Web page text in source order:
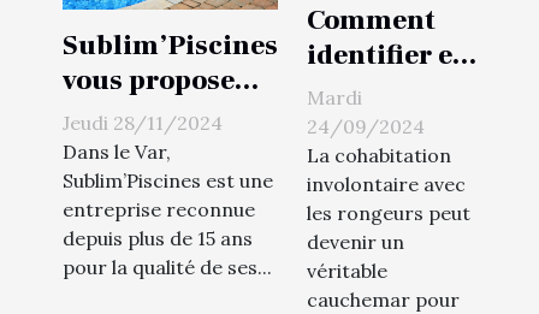
Sublim’Piscines
vous propose
des pierres de
parement
uniques pour la
création des
murs de votre
piscine dans le
Jeudi 28/11/2024
Dans le Var,
Sublim’Piscines est une
entreprise reconnue
depuis plus de 15 ans
pour la qualité de ses...
Comment
identifier et
prévenir
l'infestation
de rongeurs
chez vous
Mardi
24/09/2024
La cohabitation
involontaire avec
les rongeurs peut
devenir un
véritable
cauchemar pour